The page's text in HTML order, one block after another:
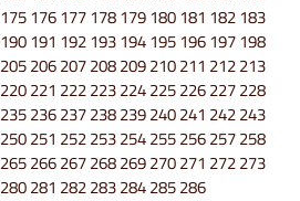
175176177178179180181 182183
190191 192193194195196197198
205206207208209210211 212213
220221 222223224225226227228
235236237238239240241 242243
250251 252253254255256257258
265266267268269270271 272273
280281 282283284285286